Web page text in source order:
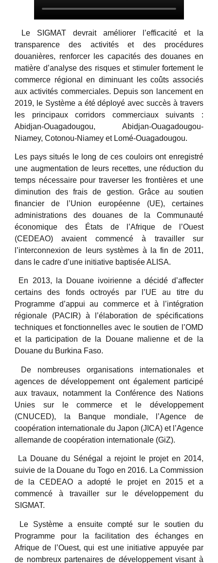
Le SIGMAT devrait améliorer l’efficacité et la
transparence des activités et des procédures
douanières, renforcer les capacités des douanes en
matière d’analyse des risques et stimuler fortement le
commerce régional en diminuant les coûts associés
aux activités commerciales. Depuis son lancement en
2019, le Système a été déployé avec succès à travers
les principaux corridors commerciaux suivants :
Abidjan-Ouagadougou, Abidjan-Ouagadougou-
Niamey, Cotonou-Niamey et Lomé-Ouagadougou.
Les pays situés le long de ces couloirs ont enregistré
une augmentation de leurs recettes, une réduction du
temps nécessaire pour traverser les frontières et une
diminution des frais de gestion. Grâce au soutien
financier de l’Union européenne (UE), certaines
administrations des douanes de la Communauté
économique des États de l’Afrique de l’Ouest
(CEDEAO) avaient commencé à travailler sur
l’interconnexion de leurs systèmes à la fin de 2011,
dans le cadre d’une initiative baptisée ALISA.
En 2013, la Douane ivoirienne a décidé d’affecter
certains des fonds octroyés par l’UE au titre du
Programme d’appui au commerce et à l’intégration
régionale (PACIR) à l’élaboration de spécifications
techniques et fonctionnelles avec le soutien de l’OMD
et la participation de la Douane malienne et de la
Douane du Burkina Faso.
De nombreuses organisations internationales et
agences de développement ont également participé
aux travaux, notamment la Conférence des Nations
Unies sur le commerce et le développement
(CNUCED), la Banque mondiale, l’Agence de
coopération internationale du Japon (JICA) et l’Agence
allemande de coopération internationale (GiZ).
La Douane du Sénégal a rejoint le projet en 2014,
suivie de la Douane du Togo en 2016. La Commission
de la CEDEAO a adopté le projet en 2015 et a
commencé à travailler sur le développement du
SIGMAT.
Le Système a ensuite compté sur le soutien du
Programme pour la facilitation des échanges en
Afrique de l’Ouest, qui est une initiative appuyée par
de nombreux partenaires de développement visant à